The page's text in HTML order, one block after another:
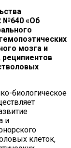
№640 «Об
мозга и
реципиентов
биологическое
и
клеток,